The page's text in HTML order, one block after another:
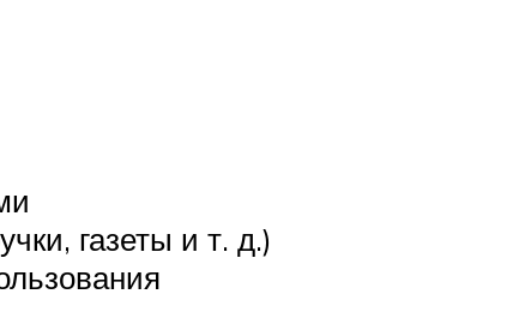
газеты и т. д.)